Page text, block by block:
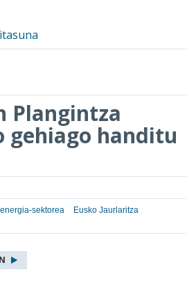
Plangintza
gehiago handitu
sektorea
Eusko Jaurlaritza